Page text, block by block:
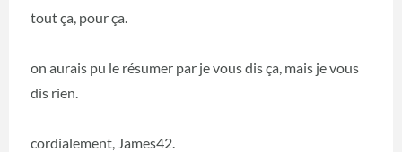
tout ça, pour ça.
on aurais pu le résumer par je vous dis ça, mais je vous
dis rien.
cordialement, James42.